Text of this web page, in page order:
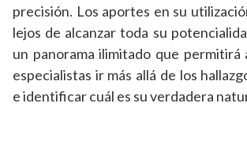
precisión. Los aportes en su
lejos de alcanzar toda su
un panorama ilimitado que permitirá
especialistas ir más allá de los
e identificar cuál es su verdadera